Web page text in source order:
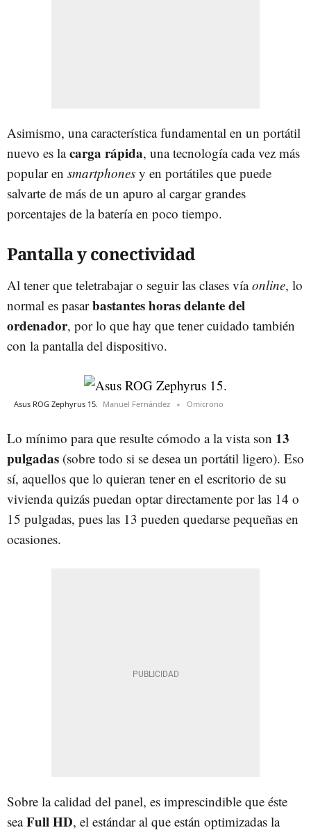
Asimismo, una característica fundamental en un portátil
nuevo es lacarga rápida, una tecnología cada vez más
popular en smartphones y en portátiles que puede
salvarte de más de un apuro al cargar grandes
porcentajes de la batería en poco tiempo.
Pantalla y conectividad
Al tener que teletrabajar o seguir las clases víaonline, lo
normal es pasarbastantes horas delante del
ordenador, por lo que hay que tener cuidado también
con la pantalla del dispositivo.
Asus ROG Zephyrus 15. Manuel Fernández Omicrono
Lo mínimo para que resulte cómodo a la vista son 13
pulgadas (sobre todo si se desea un portátil ligero). Eso
sí, aquellos que lo quieran tener en el escritorio de su
vivienda quizás puedan optar directamente por las 14 o
15 pulgadas, pues las 13 pueden quedarse pequeñas en
ocasiones.
Sobre la calidad del panel, es imprescindible que éste
seaFull HD, el estándar al que están optimizadas la